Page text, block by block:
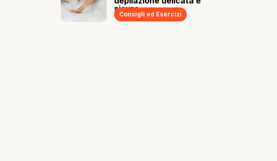
sicura
Consigli ed Esercizi